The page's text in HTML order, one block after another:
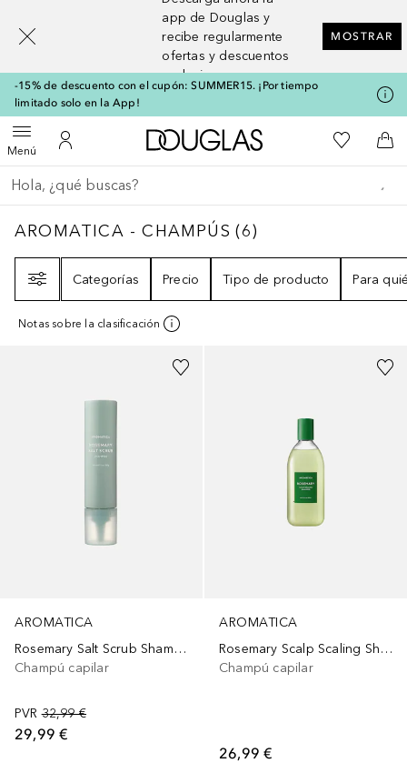
app de Douglas y
recibe regularmente
ofertas y descuentos
exclusivos
MOSTRAR
-15% de descuento con el cupón: SUMMER15. ¡Por tiempo
limitado solo en la App!
MenúAbrir menúMi cuenta
A Douglas HomeMi lista de
A
Regresar
Ejecutar búsqueda
AROMATICA - CHAMPÚS6
AROMATICA - CHAMPÚS (6)
Categorías
Precio Tipo de producto Para
Notas sobre la clasificación
AROMATICA
Rosemary Salt Scrub Shampoo
Champú capilar
PVR 32,99 €
29,99 €
AROMATICA
Rosemary Scalp Scaling Shampoo
Champú capilar
26,99 €
[navigation.slideout.screenreader]